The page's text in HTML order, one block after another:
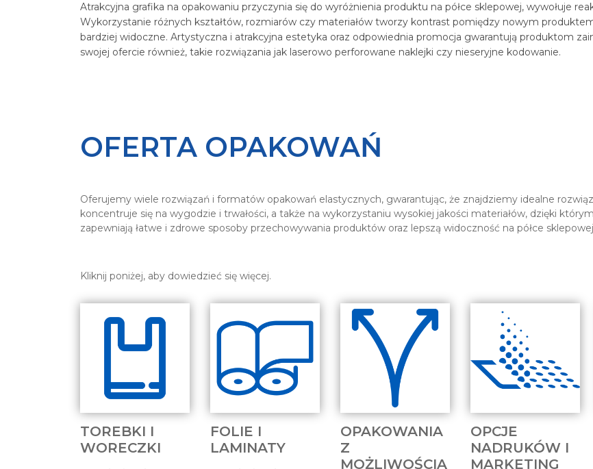
Atrakcyjna grafika na opakowaniu przyczynia się do wyróżnienia produktu na półce sklepowej, wywołuje
Wykorzystanie różnych kształtów, rozmiarów czy materiałów tworzy kontrast pomiędzy nowym
bardziej widoczne. Artystyczna i atrakcyjna estetyka oraz odpowiednia promocja gwarantują produktom
swojej ofercie również, takie rozwiązania jak laserowo perforowane naklejki czy nieseryjne kodowanie.
OFERTA OPAKOWAŃ
Oferujemy wiele rozwiązań i formatów opakowań elastycznych, gwarantując, że znajdziemy idealne
koncentruje się na wygodzie i trwałości, a także na wykorzystaniu wysokiej jakości materiałów, dzięki
zapewniają łatwe i zdrowe sposoby przechowywania produktów oraz lepszą widoczność na półce
Kliknij poniżej, aby dowiedzieć się więcej.
TOREBKI I
WORECZKI
FOLIE I
LAMINATY
OPAKOWANIA
Z
MOŻLIWOŚCIĄ
OPCJE
NADRUKÓW I
MARKETING